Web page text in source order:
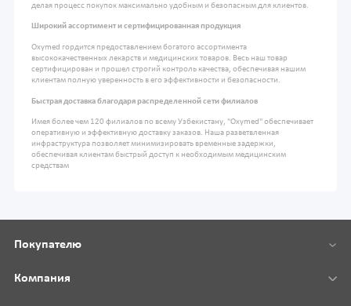
делая процесс покупок максимально удобным и безопасным для клиентов.
Широкий ассортимент и сертифицированная продукция
Oxymed гордится предоставлением богатого ассортимента
высококачественных лекарств и медицинских товаров. Весь наш товар
сертифицирован и прошел строгий контроль качества, обеспечивая нашим
клиентам полную уверенность в его эффективности и безопасности.
Быстрая доставка благодаря распределенной сети филиалов
Имея более чем 120 филиалов по всему Узбекистану, "Oxymed" обеспечивает
оперативную и эффективную доставку заказов. Наша разветвленная
инфраструктура позволяет минимизировать временные задержки,
обеспечивая клиентам быстрый доступ к необходимым медицинским
средствам
Покупателю
Компания